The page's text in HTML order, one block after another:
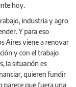
hoy.
industria y agro
Y para eso
Aires viene a renovar
y con el trabajo
la situación es
quieren fundir
parece que fuera una